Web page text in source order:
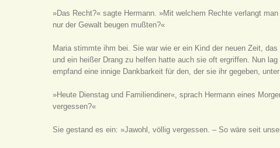
»Das Recht?« sagte Hermann. »Mit welchem Rechte verlangt
nur der Gewalt beugen mußten?«
Maria stimmte ihm bei. Sie war wie er ein Kind der neuen Zeit,
und ein heißer Drang zu helfen hatte auch sie oft ergriffen. Nun
empfand eine innige Dankbarkeit für den, der sie ihr gegeben,
»Heute Dienstag und Familiendiner«, sprach Hermann eines
vergessen?«
Sie gestand es ein: »Jawohl, völlig vergessen. – So wäre seit